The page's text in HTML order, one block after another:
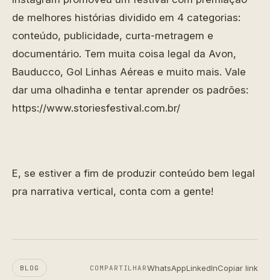
de melhores histórias dividido em 4 categorias:
conteúdo, publicidade, curta-metragem e
documentário. Tem muita coisa legal da Avon,
Bauducco, Gol Linhas Aéreas e muito mais. Vale
dar uma olhadinha e tentar aprender os padrões:
https://www.storiesfestival.com.br/
E, se estiver a fim de produzir conteúdo bem legal
pra narrativa vertical, conta com a gente!
BLOG COMPARTILHARWhatsAppLinkedInCopiar link